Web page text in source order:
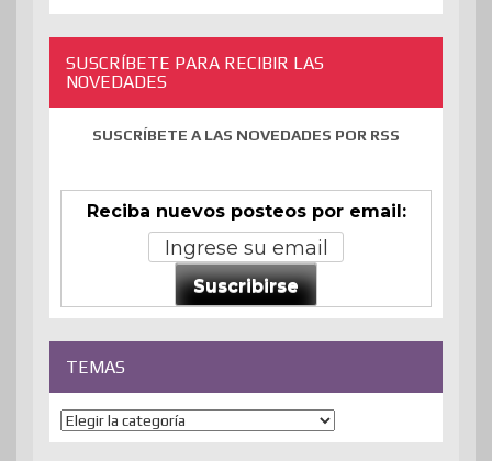
SUSCRÍBETE PARA RECIBIR LAS
NOVEDADES
SUSCRÍBETE A LAS NOVEDADES POR RSS
Reciba nuevos posteos por email:
Suscribirse
TEMAS
Temas